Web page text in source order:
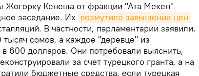
Жогорку Кенеша от фракции "Ата Мекен"
заседание. Их возмутило завышение цен
В частности, парламентарии заявили,
тысяч сомов, а каждое "деревце" из
600 долларов. Они потребовали выяснить,
за счет турецкого гранта, а на
бюджетные средства, если турецкая